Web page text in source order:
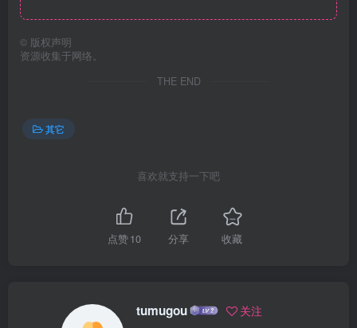
© 版权声明
资源收集于网络。
THE END
其它
喜欢就支持一下吧
点赞10 分享 收藏
tumugou 关注